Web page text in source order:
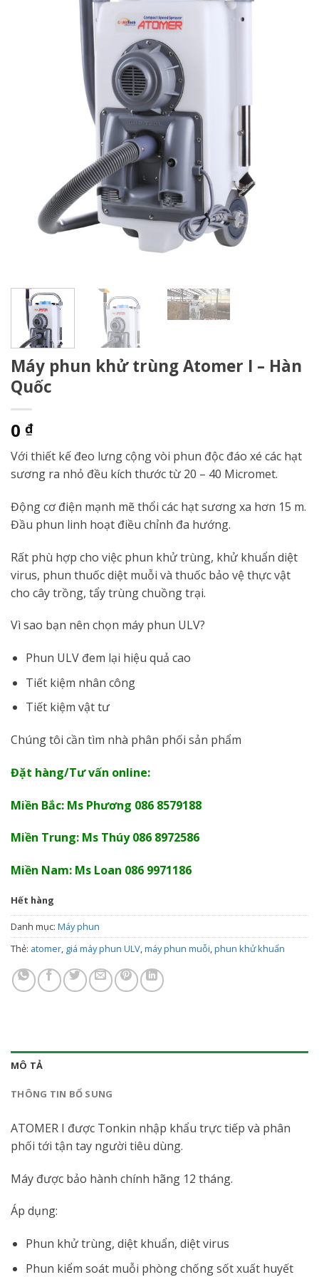
Máy phun khử trùng Atomer I – Hàn
Quốc
0 ₫
Với thiết kế đeo lưng cộng vòi phun độc đáo xé các hạt
sương ra nhỏ đều kích thước từ 20 – 40 Micromet.
Động cơ điện mạnh mẽ thổi các hạt sương xa hơn 15 m.
Đầu phun linh hoạt điều chỉnh đa hướng.
Rất phù hợp cho việc phun khử trùng, khử khuẩn diệt
virus, phun thuốc diệt muỗi và thuốc bảo vệ thực vật
cho cây trồng, tẩy trùng chuồng trại.
Vì sao bạn nên chọn máy phun ULV?
Phun ULV đem lại hiệu quả cao
Tiết kiệm nhân công
Tiết kiệm vật tư
Chúng tôi cần tìm nhà phân phối sản phẩm
Đặt hàng/Tư vấn online:
Miền Bắc: Ms Phương 086 8579188
Miền Trung: Ms Thúy 086 8972586
Miền Nam: Ms Loan 086 9971186
Hết hàng
Danh mục: Máy phun
Thẻ: atomer, giá máy phun ULV,máy phun muỗi,phun khử khuẩn
MÔ TẢ
THÔNG TIN BỔ SUNG
ATOMER I được Tonkin nhập khẩu trực tiếp và phân
phối tới tận tay người tiêu dùng.
Máy được bảo hành chính hãng 12 tháng.
Áp dụng:
Phun khử trùng, diệt khuẩn, diệt virus
Phun kiểm soát muỗi phòng chống sốt xuất huyết